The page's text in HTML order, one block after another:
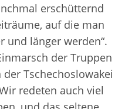
erschütternd
auf die man
und länger werden“.
der Truppen
Tschechoslowakei
redeten auch viel